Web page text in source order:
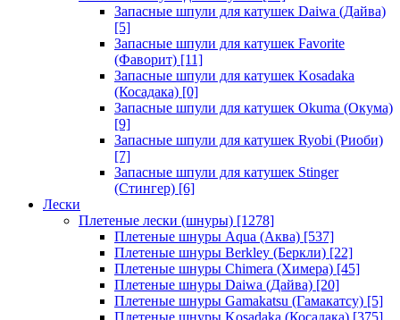
Запасные шпули для катушек Daiwa (Дайва)
[5]
Запасные шпули для катушек Favorite
(Фаворит) [11]
Запасные шпули для катушек Kosadaka
(Косадака) [0]
Запасные шпули для катушек Okuma (Окума)
[9]
Запасные шпули для катушек Ryobi (Риоби)
[7]
Запасные шпули для катушек Stinger
(Стингер) [6]
Лески
Плетеные лески (шнуры) [1278]
Плетеные шнуры Aqua (Аква) [537]
Плетеные шнуры Berkley (Беркли) [22]
Плетеные шнуры Chimera (Химера) [45]
Плетеные шнуры Daiwa (Дайва) [20]
Плетеные шнуры Gamakatsu (Гамакатсу) [5]